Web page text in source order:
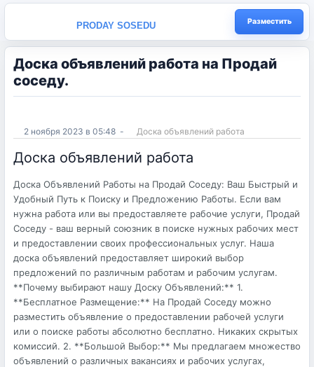
PRODAY SOSEDU Разместить
Доска объявлений работа на Продай
соседу.
2 ноября 2023 в 05:48 - Доска объявлений работа
Доска объявлений работа
Доска Объявлений Работы на Продай Соседу: Ваш Быстрый и
Удобный Путь к Поиску и Предложению Работы. Если вам
нужна работа или вы предоставляете рабочие услуги, Продай
Соседу - ваш верный союзник в поиске нужных рабочих мест
и предоставлении своих профессиональных услуг. Наша
доска объявлений предоставляет широкий выбор
предложений по различным работам и рабочим услугам.
**Почему выбирают нашу Доску Объявлений:** 1.
**Бесплатное Размещение:** На Продай Соседу можно
разместить объявление о предоставлении рабочей услуги
или о поиске работы абсолютно бесплатно. Никаких скрытых
комиссий. 2. **Большой Выбор:** Мы предлагаем множество
объявлений о различных вакансиях и рабочих услугах,